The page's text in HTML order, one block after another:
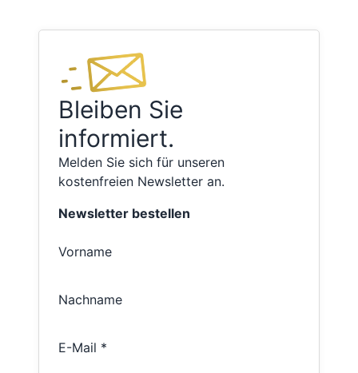
Bleiben Sie
informiert.
Melden Sie sich für unseren
kostenfreien Newsletter an.